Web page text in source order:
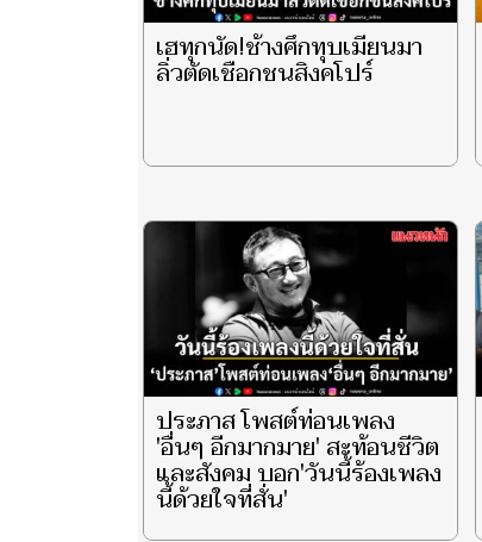
เฮทุกนัด!ช้างศึกทุบเมียนมา
ลิ่วตัดเชือกชนสิงคโปร์
ประภาส โพสต์ท่อนเพลง
'อื่นๆ อีกมากมาย' สะท้อนชีวิต
และสังคม บอก'วันนี้ร้องเพลง
นี้ด้วยใจที่สั่น'